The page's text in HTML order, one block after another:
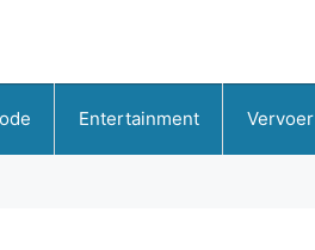
Entertainment Vervoer